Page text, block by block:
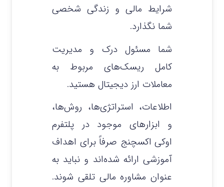
شرایط مالی و زندگی شخصی
شما نگذارد.
شما مسئول درک و مدیریت
کامل ریسک‌های مربوط به
معاملات ارز دیجیتال هستید.
اطلاعات، استراتژی‌ها، روش‌ها،
و ابزارهای موجود در پلتفرم
اوکی اکسچنج صرفاً برای اهداف
آموزشی ارائه شده‌اند و نباید به
عنوان مشاوره مالی تلقی شوند.